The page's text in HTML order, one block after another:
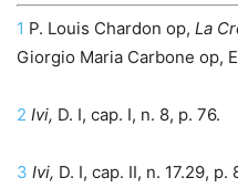
1 P. Louis Chardon op, La
Giorgio Maria Carbone op,
2 Ivi, D. I, cap. I, n. 8, p. 76.
3 Ivi, D. I, cap. II, n. 17.29, p.